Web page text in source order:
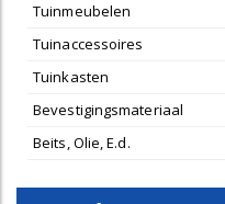
Tuinmeubelen
Tuinaccessoires
Tuinkasten
Bevestigingsmateriaal
Beits, Olie, E.d.